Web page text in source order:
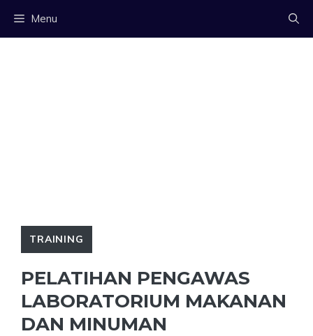
Menu
TRAINING
PELATIHAN PENGAWAS
LABORATORIUM MAKANAN
DAN MINUMAN